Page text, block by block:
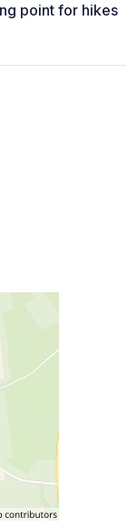
point for hikes